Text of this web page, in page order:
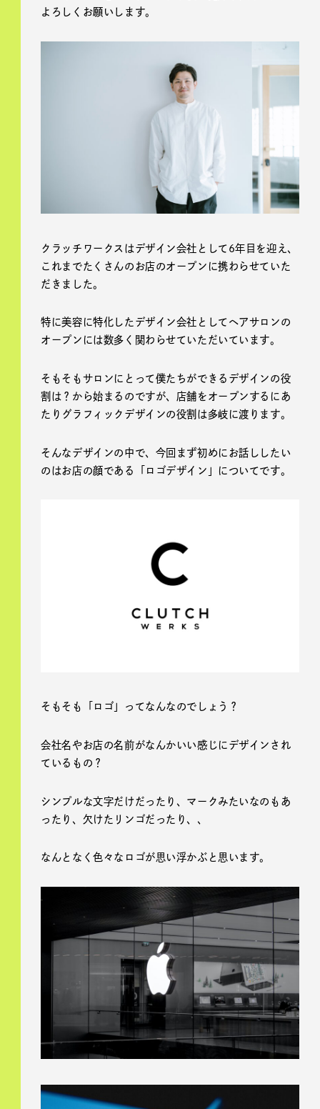
よろしくお願いします。
クラッチワークスはデザイン会社として6年目を迎え、
これまでたくさんのお店のオープンに携わらせていた
だきました。
特に美容に特化したデザイン会社としてヘアサロンの
オープンには数多く関わらせていただいています。
そもそもサロンにとって僕たちができるデザインの役
割は？から始まるのですが、店舗をオープンするにあ
たりグラフィックデザインの役割は多岐に渡ります。
そんなデザインの中で、今回まず初めにお話ししたい
のはお店の顔である「ロゴデザイン」についてです。
そもそも「ロゴ」ってなんなのでしょう？
会社名やお店の名前がなんかいい感じにデザインされ
ているもの？
シンプルな文字だけだったり、マークみたいなのもあ
ったり、欠けたリンゴだったり、、
なんとなく色々なロゴが思い浮かぶと思います。